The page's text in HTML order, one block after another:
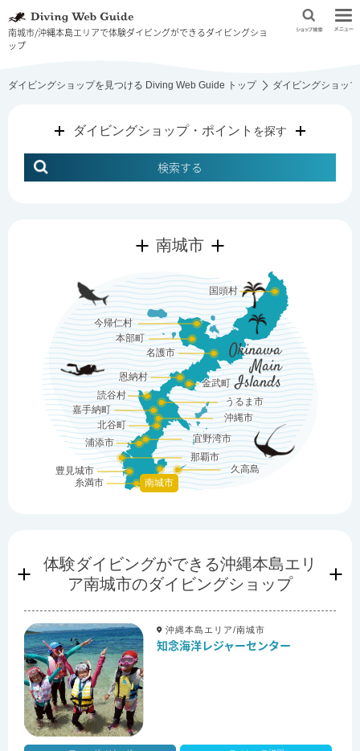
南城市/沖縄本島エリアで体験ダイビングができるダイビングショ
ップ
ダイビングショップを見つける Diving Web Guide トップ ダイビングショッ
ダイビングショップ・ポイント を探す
検索する
南城市
Okinawa
Main
Islands
国頭村
本部町
名護市
恩納村
読谷村
嘉手納町
北谷町
浦添市
那覇市
糸満市
沖縄市
宜野湾市
今帰仁村
金武町
うるま市
豊見城市
南城市
久高島
体験ダイビングができる沖縄本島エリ
ア南城市のダイビングショップ
沖縄本島エリア/南城市
知念海洋レジャーセンター